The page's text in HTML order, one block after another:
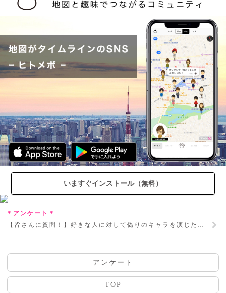
いますぐインストール（無料）
＊アンケート＊
アンケート
TOP